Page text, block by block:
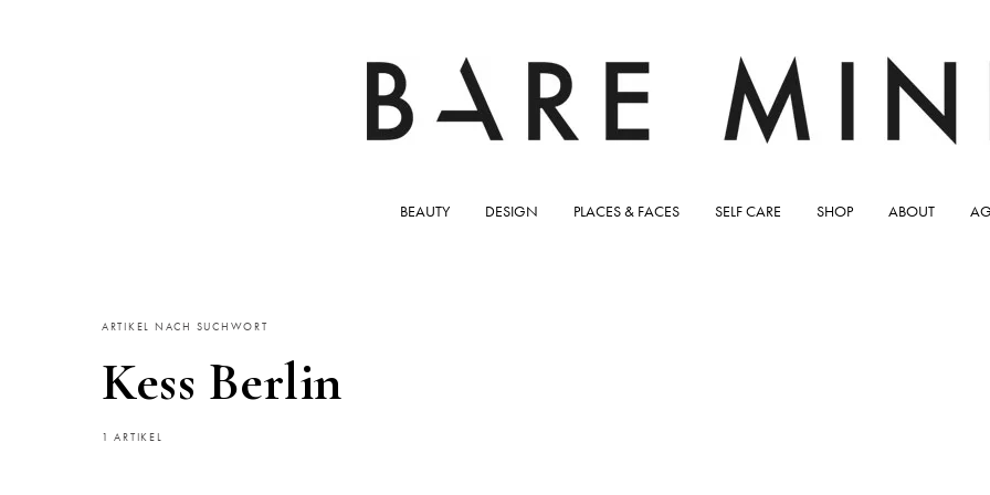
BEAUTY DESIGN PLACES & FACES SELF CARE SHOP ABOUT
ARTIKEL NACH SUCHWORT
Kess Berlin
1 ARTIKEL